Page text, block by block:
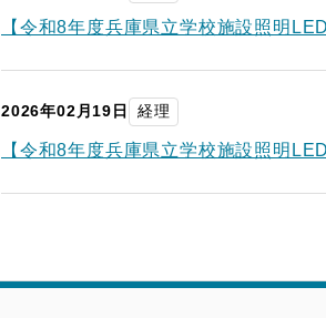
【令和8年度兵庫県立学校施設照明
2026年02月19日 経理
【令和8年度兵庫県立学校施設照明